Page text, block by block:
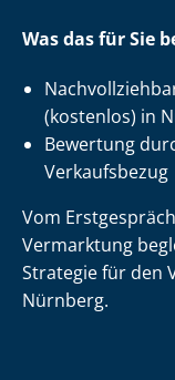
Was das für Sie
(kostenlos) in
Bewertung
Verkaufsbezug
Vom
Vermarktung
Strategie für den
Nürnberg.